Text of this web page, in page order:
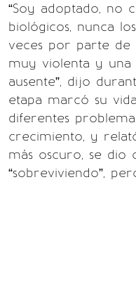
“Soy adoptado, no
biológicos, nunca
veces por parte de
muy violenta y una
ausente”, dijo
etapa marcó su
diferentes
crecimiento, y
más oscuro, se dio
“sobreviviendo”,